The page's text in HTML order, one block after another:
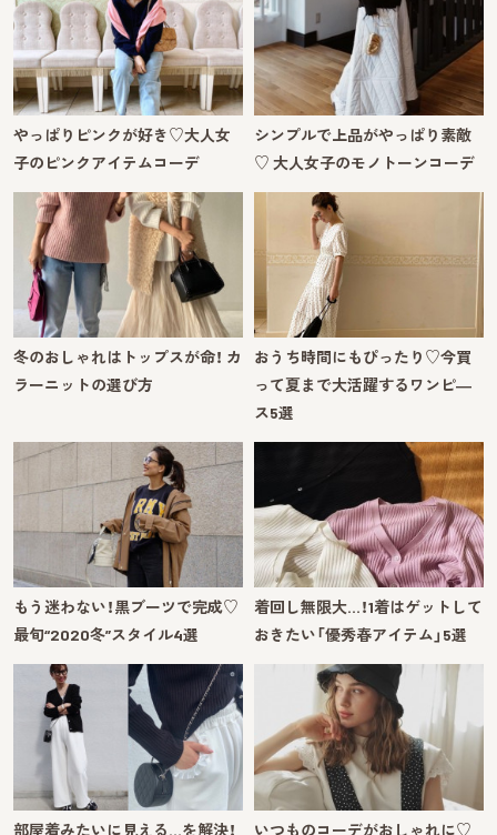
やっぱりピンクが好き♡大人女
子のピンクアイテムコーデ
シンプルで上品がやっぱり素敵
♡ 大人女子のモノトーンコーデ
冬のおしゃれはトップスが命！ カ
ラーニットの選び方
おうち時間にもぴったり♡今買
って夏まで大活躍するワンピ―
ス5選
もう迷わない！黒ブーツで完成♡
最旬“2020冬”スタイル4選
着回し無限大…！1着はゲットして
おきたい「優秀春アイテム」5選
部屋着みたいに見える…を解決！
いつものコーデがおしゃれに♡